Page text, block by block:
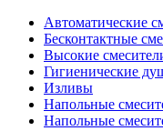
Автоматические
Бесконтактные
Высокие
Гигиенические
Изливы
Напольные
Напольные